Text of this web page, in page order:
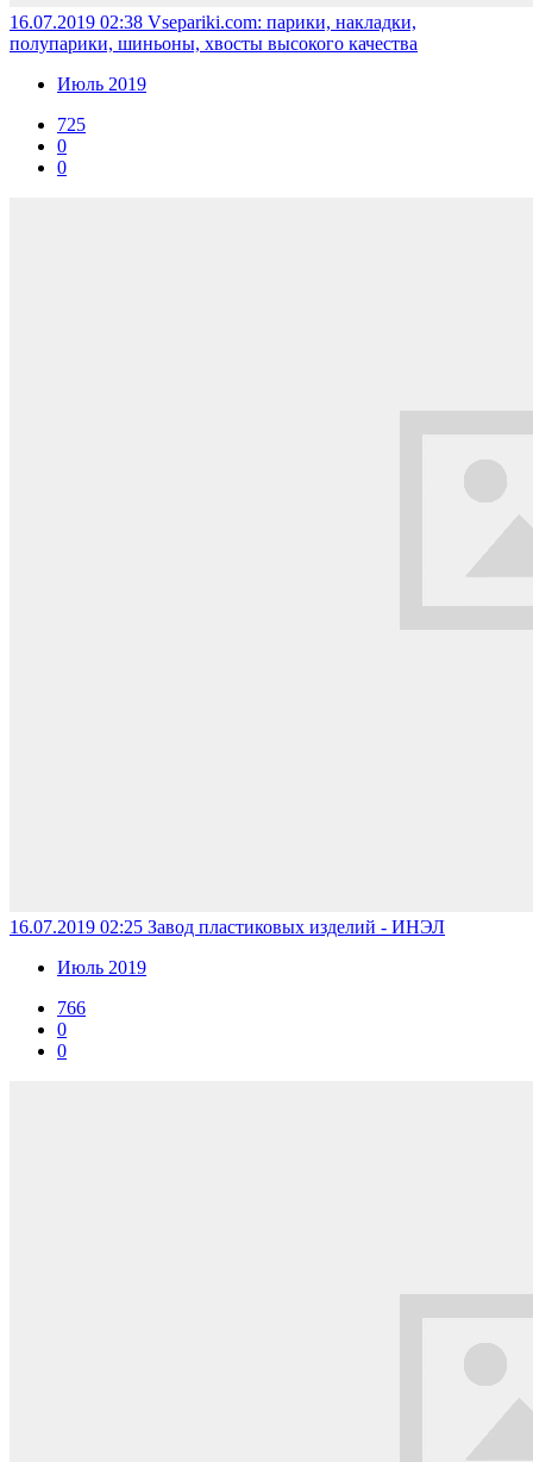
16.07.2019 02:38 Vsepariki.com: парики, накладки,
полупарики, шиньоны, хвосты высокого качества
Июль 2019
725
0
0
16.07.2019 02:25 Завод пластиковых изделий - ИНЭЛ
Июль 2019
766
0
0